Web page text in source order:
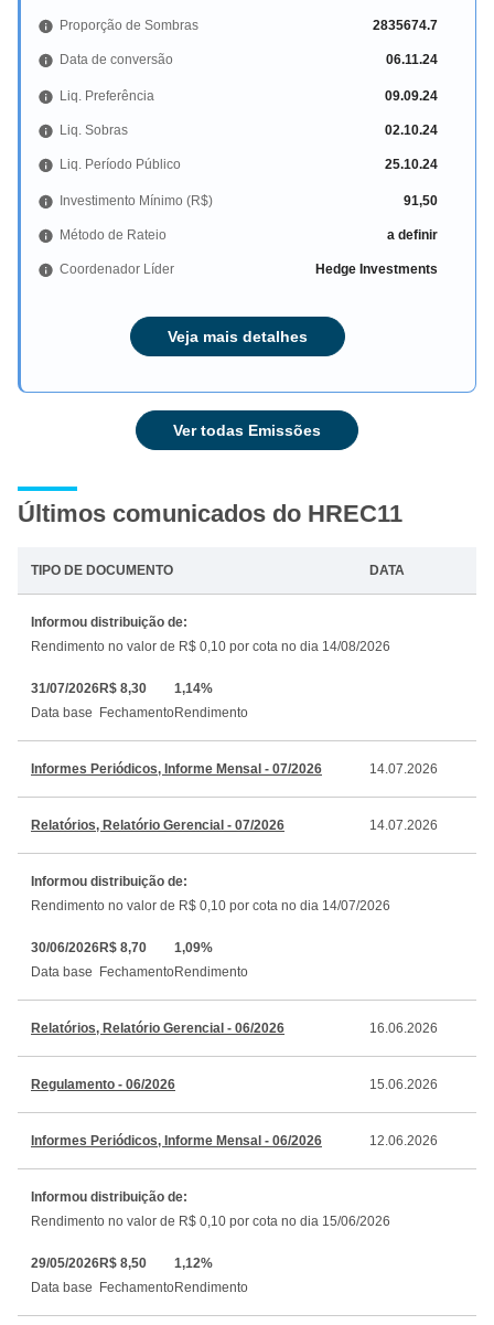
Proporção de Sombras 2835674.7
Data de conversão 06.11.24
Liq. Preferência 09.09.24
Liq. Sobras 02.10.24
Liq. Período Público 25.10.24
Investimento Mínimo (R$) 91,50
Método de Rateio a definir
Coordenador Líder Hedge Investments
Veja mais detalhes
Ver todas Emissões
Últimos comunicados do HREC11
TIPO DE DOCUMENTO DATA
Informou distribuição de:
Rendimento no valor de R$ 0,10 por cota no dia 14/08/2026
31/07/2026
Data base
R$ 8,30
Fechamento
1,14%
Rendimento
Informes Periódicos, Informe Mensal - 07/2026 14.07.2026
Relatórios, Relatório Gerencial - 07/2026 14.07.2026
Informou distribuição de:
Rendimento no valor de R$ 0,10 por cota no dia 14/07/2026
30/06/2026
Data base
R$ 8,70
Fechamento
1,09%
Rendimento
Relatórios, Relatório Gerencial - 06/2026 16.06.2026
Regulamento - 06/2026 15.06.2026
Informes Periódicos, Informe Mensal - 06/2026 12.06.2026
Informou distribuição de:
Rendimento no valor de R$ 0,10 por cota no dia 15/06/2026
29/05/2026
Data base
R$ 8,50
Fechamento
1,12%
Rendimento